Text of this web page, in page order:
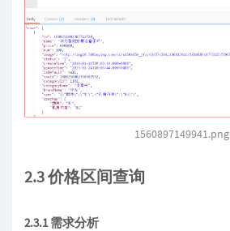
1560897149941.png
2.3 价格区间查询
2.3.1 需求分析